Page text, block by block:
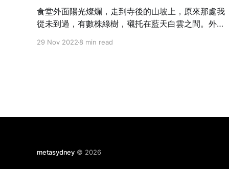
食堂外面陽光燦爛，走到寺後的山坡上，原來那處我
從未到過，有數株綠樹，襯托在藍天白雲之間。外面
29 Nov 2022 8 min read
metasydney © 2026